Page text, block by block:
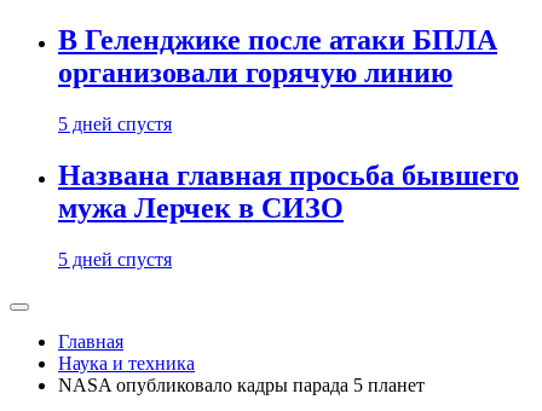
В Геленджике после атаки БПЛА
организовали горячую линию
5 дней спустя
Названа главная просьба бывшего
мужа Лерчек в СИЗО
5 дней спустя
Главная
Наука и техника
NASA опубликовало кадры парада 5 планет